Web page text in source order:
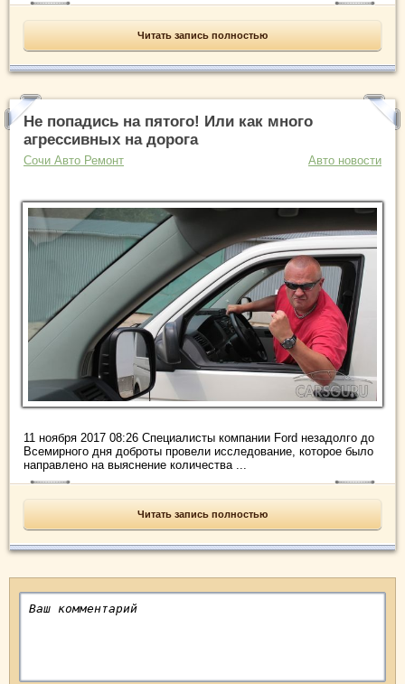
Читать запись полностью
Не попадись на пятого! Или как много
агрессивных на дорога
Сочи Авто Ремонт Авто новости
11 ноября 2017 08:26 Специалисты компании Ford незадолго до
Всемирного дня доброты провели исследование, которое было
направлено на выяснение количества ...
Читать запись полностью